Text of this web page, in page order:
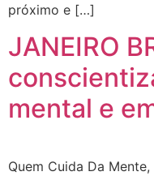
próximo e […]
JANEIRO
mental e
Quem Cuida Da